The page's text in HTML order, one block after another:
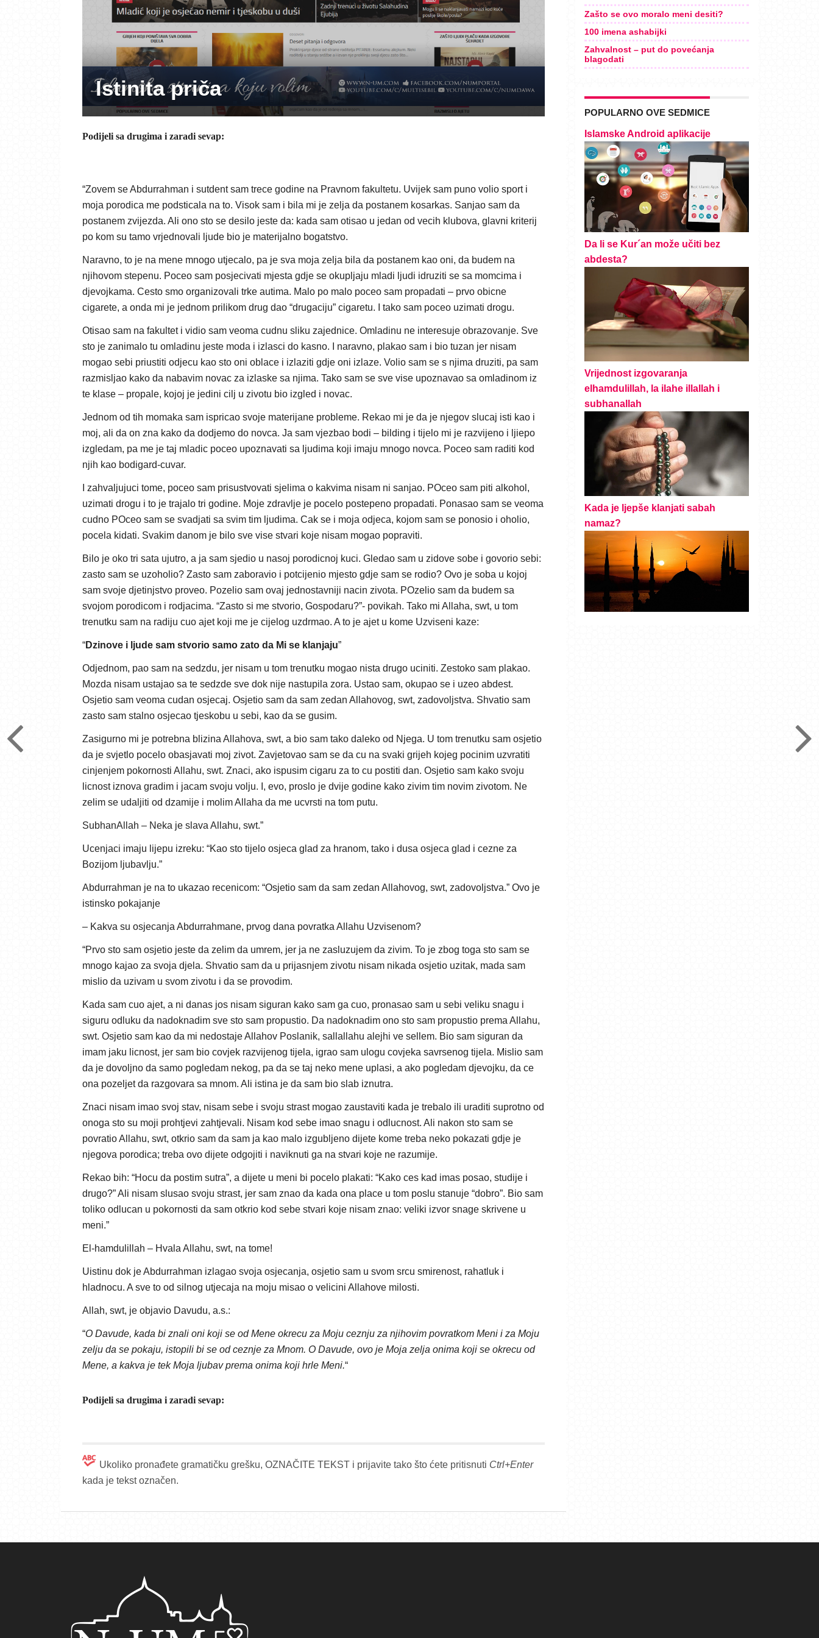
Istinita priča
Podijeli sa drugima i zaradi sevap:
“Zovem se Abdurrahman i sutdent sam trece godine na Pravnom fakultetu. Uvijek sam puno volio sport i
moja porodica me podsticala na to. Visok sam i bila mi je zelja da postanem kosarkas. Sanjao sam da
postanem zvijezda. Ali ono sto se desilo jeste da: kada sam otisao u jedan od vecih klubova, glavni kriterij
po kom su tamo vrjednovali ljude bio je materijalno bogatstvo.
Naravno, to je na mene mnogo utjecalo, pa je sva moja zelja bila da postanem kao oni, da budem na
njihovom stepenu. Poceo sam posjecivati mjesta gdje se okupljaju mladi ljudi idruziti se sa momcima i
djevojkama. Cesto smo organizovali trke autima. Malo po malo poceo sam propadati – prvo obicne
cigarete, a onda mi je jednom prilikom drug dao “drugaciju” cigaretu. I tako sam poceo uzimati drogu.
Otisao sam na fakultet i vidio sam veoma cudnu sliku zajednice. Omladinu ne interesuje obrazovanje. Sve
sto je zanimalo tu omladinu jeste moda i izlasci do kasno. I naravno, plakao sam i bio tuzan jer nisam
mogao sebi priustiti odjecu kao sto oni oblace i izlaziti gdje oni izlaze. Volio sam se s njima druziti, pa sam
razmisljao kako da nabavim novac za izlaske sa njima. Tako sam se sve vise upoznavao sa omladinom iz
te klase – propale, kojoj je jedini cilj u zivotu bio izgled i novac.
Jednom od tih momaka sam ispricao svoje materijane probleme. Rekao mi je da je njegov slucaj isti kao i
moj, ali da on zna kako da dodjemo do novca. Ja sam vjezbao bodi – bilding i tijelo mi je razvijeno i ljiepo
izgledam, pa me je taj mladic poceo upoznavati sa ljudima koji imaju mnogo novca. Poceo sam raditi kod
njih kao bodigard-cuvar.
I zahvaljujuci tome, poceo sam prisustvovati sjelima o kakvima nisam ni sanjao. POceo sam piti alkohol,
uzimati drogu i to je trajalo tri godine. Moje zdravlje je pocelo postepeno propadati. Ponasao sam se veoma
cudno POceo sam se svadjati sa svim tim ljudima. Cak se i moja odjeca, kojom sam se ponosio i oholio,
pocela kidati. Svakim danom je bilo sve vise stvari koje nisam mogao popraviti.
Bilo je oko tri sata ujutro, a ja sam sjedio u nasoj porodicnoj kuci. Gledao sam u zidove sobe i govorio sebi:
zasto sam se uzoholio? Zasto sam zaboravio i potcijenio mjesto gdje sam se rodio? Ovo je soba u kojoj
sam svoje djetinjstvo proveo. Pozelio sam ovaj jednostavniji nacin zivota. POzelio sam da budem sa
svojom porodicom i rodjacima. “Zasto si me stvorio, Gospodaru?”- povikah. Tako mi Allaha, swt, u tom
trenutku sam na radiju cuo ajet koji me je cijelog uzdrmao. A to je ajet u kome Uzviseni kaze:
“Dzinove i ljude sam stvorio samo zato da Mi se klanjaju”
Odjednom, pao sam na sedzdu, jer nisam u tom trenutku mogao nista drugo uciniti. Zestoko sam plakao.
Mozda nisam ustajao sa te sedzde sve dok nije nastupila zora. Ustao sam, okupao se i uzeo abdest.
Osjetio sam veoma cudan osjecaj. Osjetio sam da sam zedan Allahovog, swt, zadovoljstva. Shvatio sam
zasto sam stalno osjecao tjeskobu u sebi, kao da se gusim.
Zasigurno mi je potrebna blizina Allahova, swt, a bio sam tako daleko od Njega. U tom trenutku sam osjetio
da je svjetlo pocelo obasjavati moj zivot. Zavjetovao sam se da cu na svaki grijeh kojeg pocinim uzvratiti
cinjenjem pokornosti Allahu, swt. Znaci, ako ispusim cigaru za to cu postiti dan. Osjetio sam kako svoju
licnost iznova gradim i jacam svoju volju. I, evo, proslo je dvije godine kako zivim tim novim zivotom. Ne
zelim se udaljiti od dzamije i molim Allaha da me ucvrsti na tom putu.
SubhanAllah – Neka je slava Allahu, swt.”
Ucenjaci imaju lijepu izreku: “Kao sto tijelo osjeca glad za hranom, tako i dusa osjeca glad i cezne za
Bozijom ljubavlju.”
Abdurrahman je na to ukazao recenicom: “Osjetio sam da sam zedan Allahovog, swt, zadovoljstva.” Ovo je
istinsko pokajanje
– Kakva su osjecanja Abdurrahmane, prvog dana povratka Allahu Uzvisenom?
“Prvo sto sam osjetio jeste da zelim da umrem, jer ja ne zasluzujem da zivim. To je zbog toga sto sam se
mnogo kajao za svoja djela. Shvatio sam da u prijasnjem zivotu nisam nikada osjetio uzitak, mada sam
mislio da uzivam u svom zivotu i da se provodim.
Kada sam cuo ajet, a ni danas jos nisam siguran kako sam ga cuo, pronasao sam u sebi veliku snagu i
siguru odluku da nadoknadim sve sto sam propustio. Da nadoknadim ono sto sam propustio prema Allahu,
swt. Osjetio sam kao da mi nedostaje Allahov Poslanik, sallallahu alejhi ve sellem. Bio sam siguran da
imam jaku licnost, jer sam bio covjek razvijenog tijela, igrao sam ulogu covjeka savrsenog tijela. Mislio sam
da je dovoljno da samo pogledam nekog, pa da se taj neko mene uplasi, a ako pogledam djevojku, da ce
ona pozeljet da razgovara sa mnom. Ali istina je da sam bio slab iznutra.
Znaci nisam imao svoj stav, nisam sebe i svoju strast mogao zaustaviti kada je trebalo ili uraditi suprotno od
onoga sto su moji prohtjevi zahtjevali. Nisam kod sebe imao snagu i odlucnost. Ali nakon sto sam se
povratio Allahu, swt, otkrio sam da sam ja kao malo izgubljeno dijete kome treba neko pokazati gdje je
njegova porodica; treba ovo dijete odgojiti i naviknuti ga na stvari koje ne razumije.
Rekao bih: “Hocu da postim sutra”, a dijete u meni bi pocelo plakati: “Kako ces kad imas posao, studije i
drugo?” Ali nisam slusao svoju strast, jer sam znao da kada ona place u tom poslu stanuje “dobro”. Bio sam
toliko odlucan u pokornosti da sam otkrio kod sebe stvari koje nisam znao: veliki izvor snage skrivene u
meni.”
El-hamdulillah – Hvala Allahu, swt, na tome!
Uistinu dok je Abdurrahman izlagao svoja osjecanja, osjetio sam u svom srcu smirenost, rahatluk i
hladnocu. A sve to od silnog utjecaja na moju misao o velicini Allahove milosti.
Allah, swt, je objavio Davudu, a.s.:
“O Davude, kada bi znali oni koji se od Mene okrecu za Moju ceznju za njihovim povratkom Meni i za Moju
zelju da se pokaju, istopili bi se od ceznje za Mnom. O Davude, ovo je Moja zelja onima koji se okrecu od
Mene, a kakva je tek Moja ljubav prema onima koji hrle Meni.“
Podijeli sa drugima i zaradi sevap:
Ukoliko pronađete gramatičku grešku, OZNAČITE TEKST i prijavite tako što ćete pritisnuti Ctrl+Enter
kada je tekst označen.
Zašto se ovo moralo meni desiti?
100 imena ashabijki
Zahvalnost – put do povećanja
blagodati
POPULARNO OVE SEDMICE
Islamske Android aplikacije
Da li se Kur´an može učiti bez
abdesta?
Vrijednost izgovaranja
elhamdulillah, la ilahe illallah i
subhanallah
Kada je ljepše klanjati sabah
namaz?